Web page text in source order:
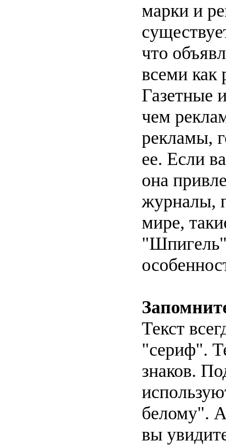
марки и
что
всеми как
Газетные
чем
рекламы,
ее. Если
она
журналы,
мире,
Текст
"сериф".
знаков.
белому".
вы